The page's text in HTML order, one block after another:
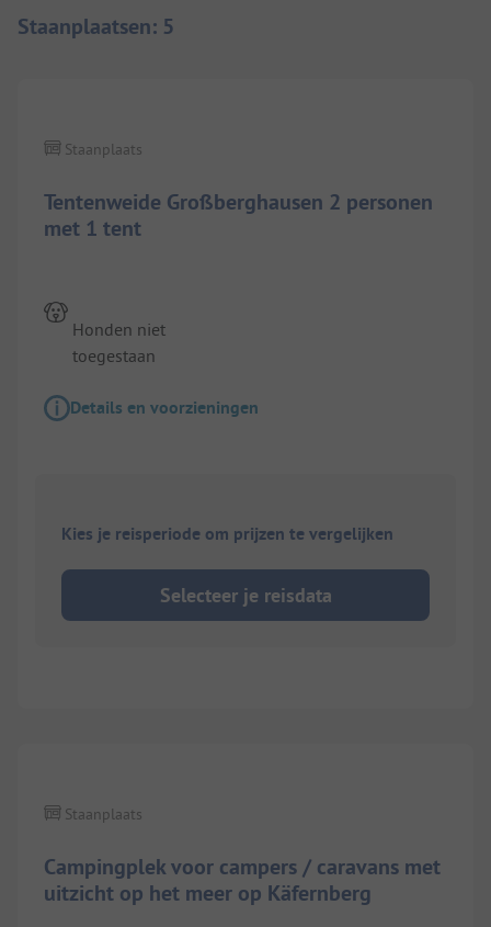
Staanplaatsen: 5
Tentenweide Großberghausen 2 personen
met 1 tent
Staanplaats
Honden niet
toegestaan
Details en voorzieningen
Kies je reisperiode om prijzen te vergelijken
Selecteer je reisdata
Campingplek voor campers / caravans met
uitzicht op het meer op Käfernberg
Staanplaats